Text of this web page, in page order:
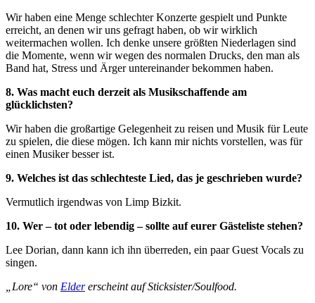
Wir haben eine Menge schlechter Konzerte gespielt und Punkte
erreicht, an denen wir uns gefragt haben, ob wir wirklich
weitermachen wollen. Ich denke unsere größten Niederlagen sind
die Momente, wenn wir wegen des normalen Drucks, den man als
Band hat, Stress und Ärger untereinander bekommen haben.
8. Was macht euch derzeit als Musikschaffende am
glücklichsten?
Wir haben die großartige Gelegenheit zu reisen und Musik für Leute
zu spielen, die diese mögen. Ich kann mir nichts vorstellen, was für
einen Musiker besser ist.
9. Welches ist das schlechteste Lied, das je geschrieben wurde?
Vermutlich irgendwas von Limp Bizkit.
10. Wer – tot oder lebendig – sollte auf eurer Gästeliste stehen?
Lee Dorian, dann kann ich ihn überreden, ein paar Guest Vocals zu
singen.
„Lore“ von Eldererscheint auf Sticksister/Soulfood.